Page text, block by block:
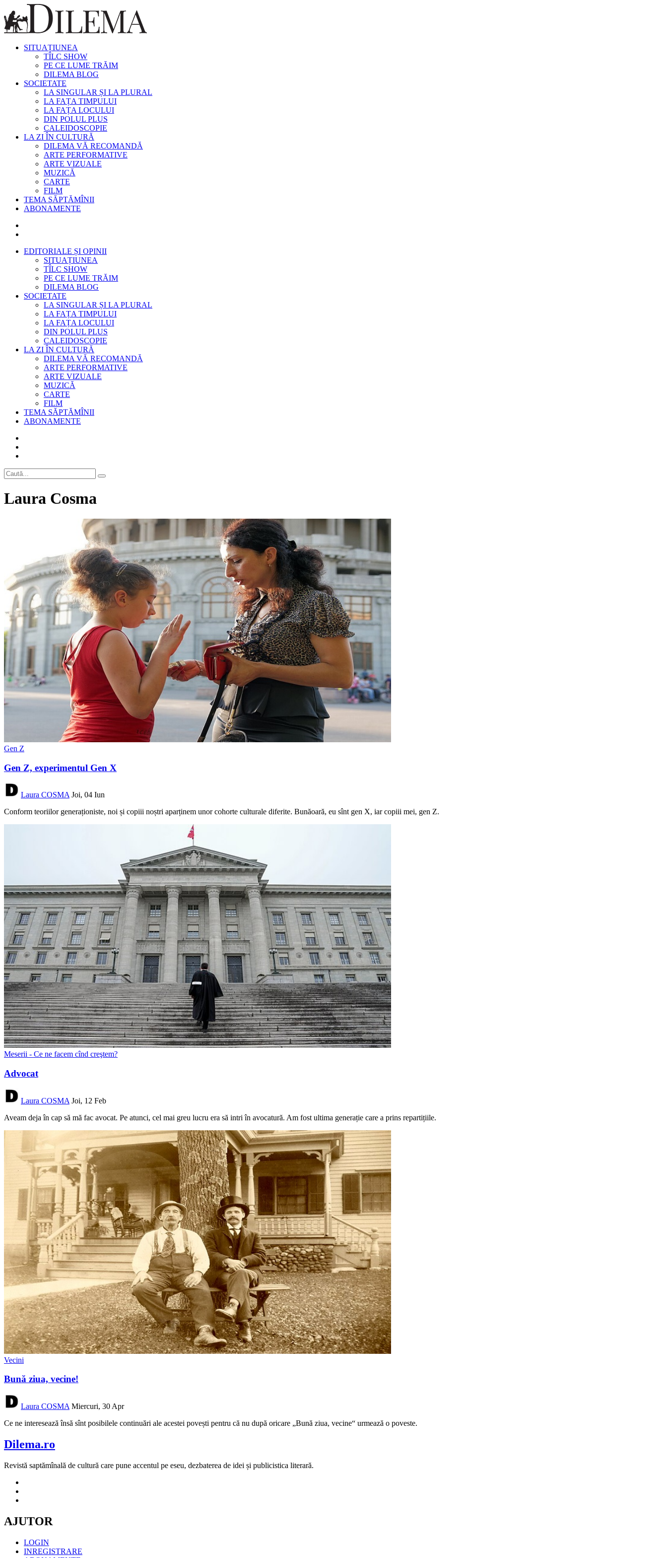
SITUAȚIUNEA
TÎLC SHOW
PE CE LUME TRĂIM
DILEMA BLOG
SOCIETATE
LA SINGULAR ȘI LA PLURAL
LA FAȚA TIMPULUI
LA FAȚA LOCULUI
DIN POLUL PLUS
CALEIDOSCOPIE
LA ZI ÎN CULTURĂ
DILEMA VĂ RECOMANDĂ
ARTE PERFORMATIVE
ARTE VIZUALE
MUZICĂ
CARTE
FILM
TEMA SĂPTĂMÎNII
ABONAMENTE
EDITORIALE ȘI OPINII
SITUAȚIUNEA
TÎLC SHOW
PE CE LUME TRĂIM
DILEMA BLOG
SOCIETATE
LA SINGULAR ȘI LA PLURAL
LA FAȚA TIMPULUI
LA FAȚA LOCULUI
DIN POLUL PLUS
CALEIDOSCOPIE
LA ZI ÎN CULTURĂ
DILEMA VĂ RECOMANDĂ
ARTE PERFORMATIVE
ARTE VIZUALE
MUZICĂ
CARTE
FILM
TEMA SĂPTĂMÎNII
ABONAMENTE
Laura Cosma
Gen Z
Gen Z, experimentul Gen X
Laura COSMA Joi, 04 Iun
Conform teoriilor generaționiste, noi și copiii noștri aparținem unor cohorte culturale diferite. Bunăoară, eu sînt gen X, iar copiii mei, gen Z.
Meserii - Ce ne facem cînd creştem?
Advocat
Laura COSMA Joi, 12 Feb
Aveam deja în cap să mă fac avocat. Pe atunci, cel mai greu lucru era să intri în avocatură. Am fost ultima generație care a prins repartițiile.
Vecini
Bună ziua, vecine!
Laura COSMA Miercuri, 30 Apr
Ce ne interesează însă sînt posibilele continuări ale acestei povești pentru că nu după oricare „Bună ziua, vecine“ urmează o poveste.
Dilema.ro
Revistă saptămînală de cultură care pune accentul pe eseu, dezbaterea de idei și publicistica literară.
AJUTOR
LOGIN
INREGISTRARE